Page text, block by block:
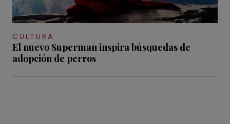
CULTURA
El nuevo Superman inspira búsquedas de
adopción de perros